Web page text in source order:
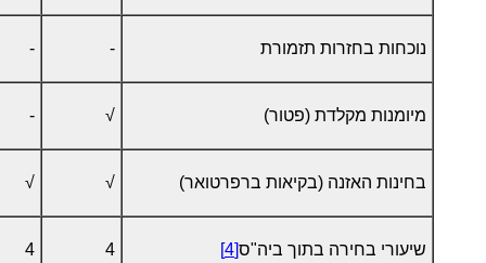
נוכחות בחזרות תזמורת -
-
מיומנות מקלדת (פטור) √
-
בחינות האזנה (בקיאות ברפרטואר) √
√
שיעורי בחירה בתוך ביה"ס[4]
4
4